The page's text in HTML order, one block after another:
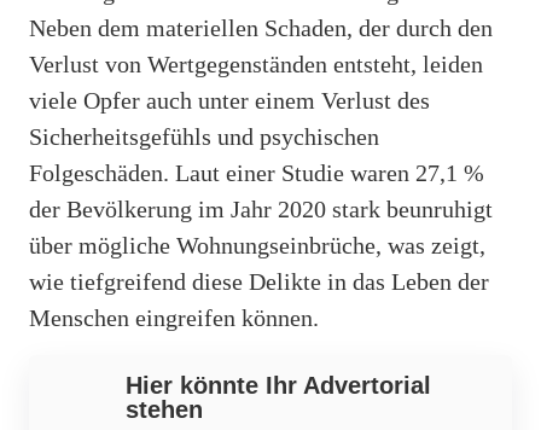
Neben dem materiellen Schaden, der durch den
Verlust von Wertgegenständen entsteht, leiden
viele Opfer auch unter einem Verlust des
Sicherheitsgefühls und psychischen
Folgeschäden. Laut einer Studie waren 27,1 %
der Bevölkerung im Jahr 2020 stark beunruhigt
über mögliche Wohnungseinbrüche, was zeigt,
wie tiefgreifend diese Delikte in das Leben der
Menschen eingreifen können.
Hier könnte Ihr Advertorial
stehen